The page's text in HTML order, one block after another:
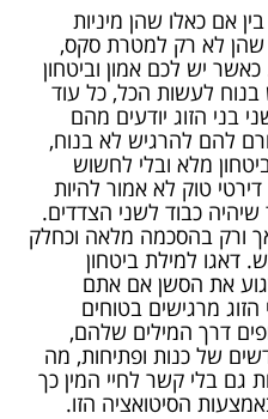
אם כאלו שהן מיניות
שהן לא רק למטרת סקס,
יש לכם אמון וביטחון
בנוח לעשות הכל, כל עוד
בני הזוג יודעים מהם
להם להרגיש לא בנוח,
מלא ובלי לחשוש
טוק לא אמור להיות
שיהיה כבוד לשני הצדדים.
אך ורק בהסכמה מלאה וכחלק
דאגו למילת ביטחון
את הסשן אם אתם
מרגישים בטוחים
דרך המילים שלהם,
של כנות ופתיחות, מה
גם בלי קשר לחיי המין כך
הסיטואציה הזו.